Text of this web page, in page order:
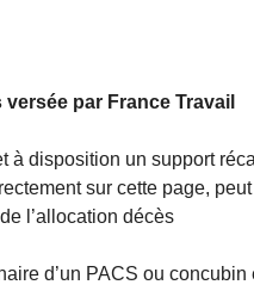
par France Travail
à disposition un support
sur cette page,
l’allocation décès
d’un PACS ou